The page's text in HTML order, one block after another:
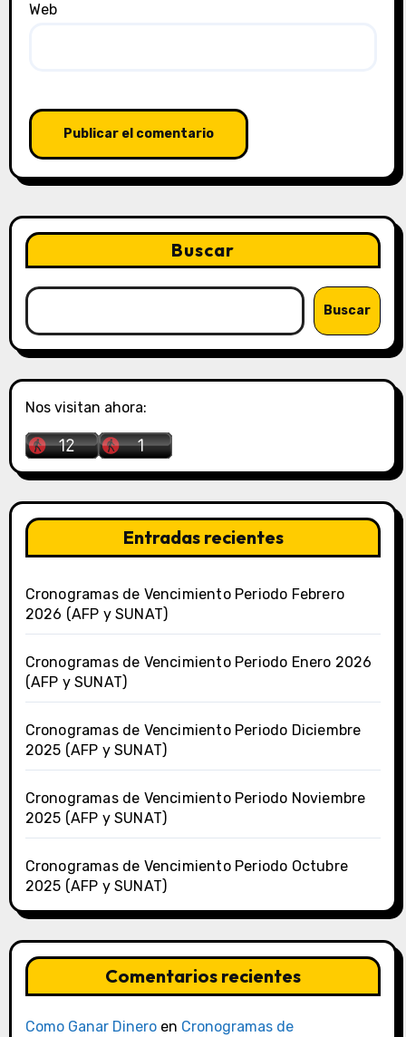
Web
Buscar
Buscar
Nos visitan ahora:
Entradas recientes
Cronogramas de Vencimiento Periodo Febrero
2026 (AFP y SUNAT)
Cronogramas de Vencimiento Periodo Enero 2026
(AFP y SUNAT)
Cronogramas de Vencimiento Periodo Diciembre
2025 (AFP y SUNAT)
Cronogramas de Vencimiento Periodo Noviembre
2025 (AFP y SUNAT)
Cronogramas de Vencimiento Periodo Octubre
2025 (AFP y SUNAT)
Comentarios recientes
Como Ganar Dineroen Cronogramas de